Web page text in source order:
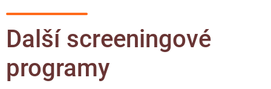
Další screeningové
programy